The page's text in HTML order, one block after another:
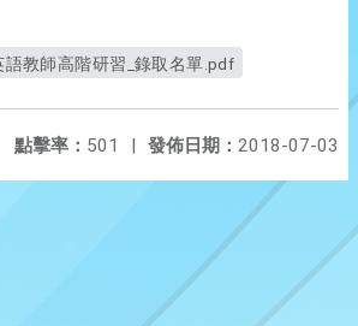
教師高階研習_錄取名單.pdf
發佈日期： 2018-07-03
點擊率： 501 |